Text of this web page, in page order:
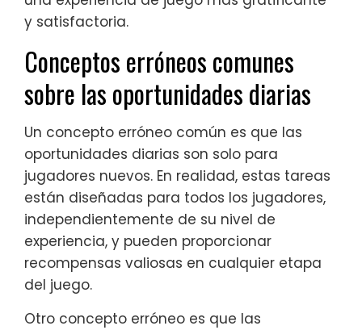
y satisfactoria.
Conceptos erróneos comunes
sobre las oportunidades diarias
Un concepto erróneo común es que las
oportunidades diarias son solo para
jugadores nuevos. En realidad, estas tareas
están diseñadas para todos los jugadores,
independientemente de su nivel de
experiencia, y pueden proporcionar
recompensas valiosas en cualquier etapa
del juego.
Otro concepto erróneo es que las